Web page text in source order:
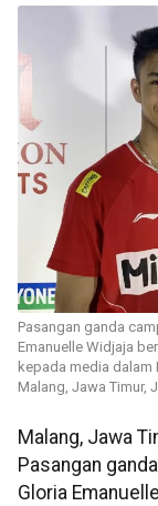
Pasangan ganda
Emanuelle Widjaja
kepada media dalam
Malang, Jawa Timur,
Malang, Jawa
Pasangan
Gloria